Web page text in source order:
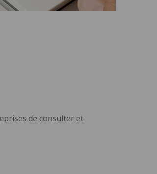
de consulter et